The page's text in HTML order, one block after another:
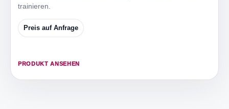
trainieren.
Preis auf Anfrage
PRODUKT ANSEHEN